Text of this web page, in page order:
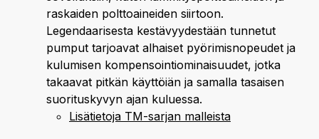
raskaiden polttoaineiden siirtoon.
Legendaarisesta kestävyydestään tunnetut
pumput tarjoavat alhaiset pyörimisnopeudet ja
kulumisen kompensointiominaisuudet, jotka
takaavat pitkän käyttöiän ja samalla tasaisen
suorituskyvyn ajan kuluessa.
Lisätietoja TM-sarjan malleista